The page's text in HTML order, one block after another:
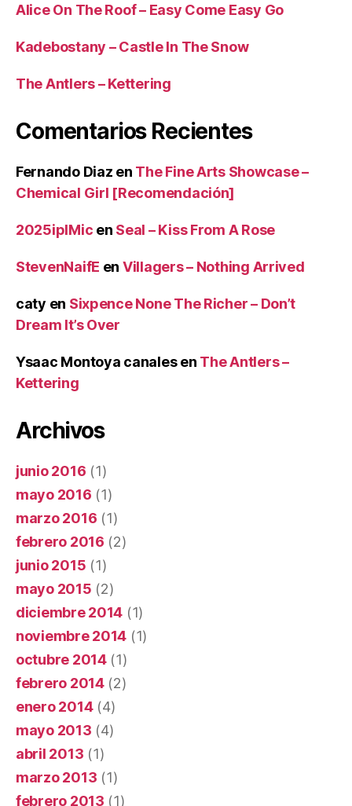
Alice On The Roof – Easy Come Easy Go
Kadebostany – Castle In The Snow
The Antlers – Kettering
Comentarios Recientes
Fernando Diaz en The Fine Arts Showcase –
Chemical Girl [Recomendación]
2025iplMic en Seal – Kiss From A Rose
StevenNaifE en Villagers – Nothing Arrived
caty en Sixpence None The Richer – Don’t
Dream It’s Over
Ysaac Montoya canalesen The Antlers –
Kettering
Archivos
junio 2016 (1)
mayo 2016 (1)
marzo 2016 (1)
febrero 2016 (2)
junio 2015 (1)
mayo 2015 (2)
diciembre 2014 (1)
noviembre 2014 (1)
octubre 2014(1)
febrero 2014(2)
enero 2014(4)
mayo 2013 (4)
abril 2013 (1)
marzo 2013 (1)
febrero 2013 (1)